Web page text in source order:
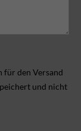
für den Versand
und nicht